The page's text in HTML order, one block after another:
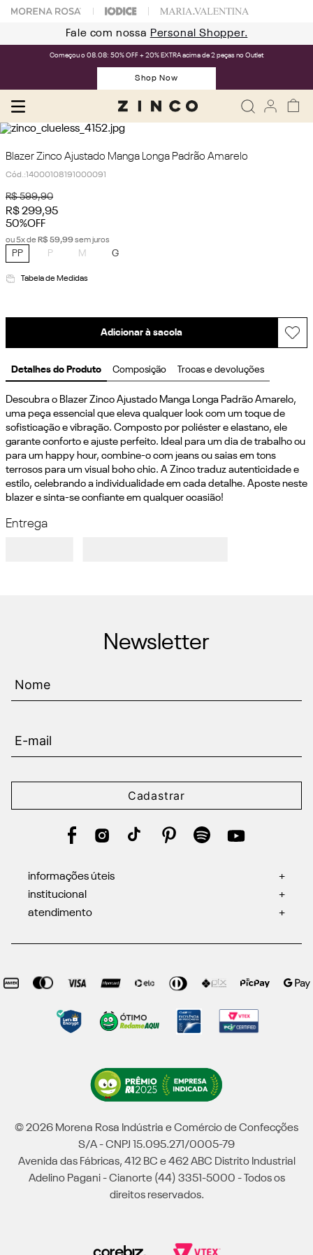
Fale com nossa Personal Shopper.
Começou o 08.08: 50% OFF + 20% EXTRA acima de 2 peças no Outlet
Shop Now
Blazer Zinco Ajustado Manga Longa Padrão Amarelo
Cód.:14000108191000091
R$ 599,90
R$299,95
50%OFF
ou5x de R$ 59,99sem juros
PP P M G
Tabela de Medidas
Adicionar à sacola
Detalhes do Produto Composição Trocas e devoluções
Descubra o Blazer Zinco Ajustado Manga Longa Padrão Amarelo,
uma peça essencial que eleva qualquer look com um toque de
sofisticação e vibração. Composto por poliéster e elastano, ele
garante conforto e ajuste perfeito. Ideal para um dia de trabalho ou
para um happy hour, combine-o com jeans ou saias em tons
terrosos para um visual boho chic. A Zinco traduz autenticidade e
estilo, celebrando a individualidade em cada detalhe. Aposte neste
blazer e sinta-se confiante em qualquer ocasião!
Entrega
Newsletter
Cadastrar
informações úteis
+
institucional
+
atendimento
+
© 2026 Morena Rosa Indústria e Comércio de Confecções
S/A - CNPJ 15.095.271/0005-79
Avenida das Fábricas, 412 BC e 462 ABC Distrito Industrial
Adelino Pagani - Cianorte (44) 3351-5000 - Todos os
direitos reservados.